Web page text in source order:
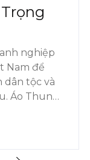
nghiệp
Nam để
dân tộc và
Áo Thun
nên ý